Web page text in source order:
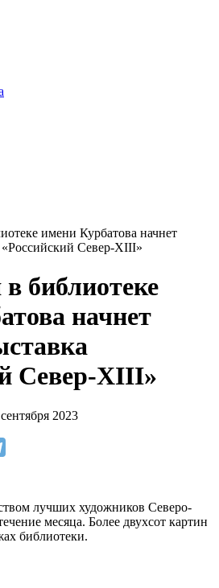
имени Курбатова начнет
«Российский Север-XIII»
в библиотеке
начнет
Север-XIII»
2023
лучших художников Северо-
месяца. Более двухсот картин
библиотеки.